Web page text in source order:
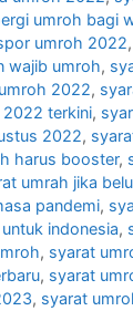
umroh bagi
umroh 2022,
wajib umroh,
2022,
terkini,
2022,
harus booster,
umrah jika
pandemi,
indonesia,
, syarat
, syarat
, syarat